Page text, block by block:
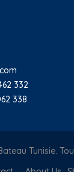
332
338
Tunisie.